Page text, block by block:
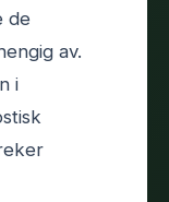
de
av.
i